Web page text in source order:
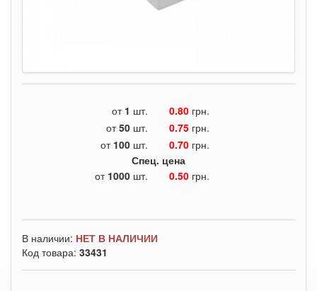
от 1 шт. 0.80 грн.
от50 шт. 0.75 грн.
от 100 шт. 0.70 грн.
Спец. цена
от 1000 шт. 0.50 грн.
В наличии: НЕТ В НАЛИЧИИ
Код товара: 33431